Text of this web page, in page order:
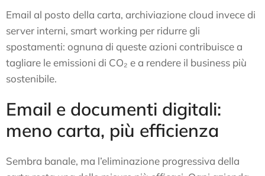
Email al posto della carta, archiviazione cloud invece di
server interni, smart working per ridurre gli
spostamenti: ognuna di queste azioni contribuisce a
tagliare le emissioni di CO₂ e a rendere il business più
sostenibile.
Email e documenti digitali:
meno carta, più efficienza
Sembra banale, ma l’eliminazione progressiva della